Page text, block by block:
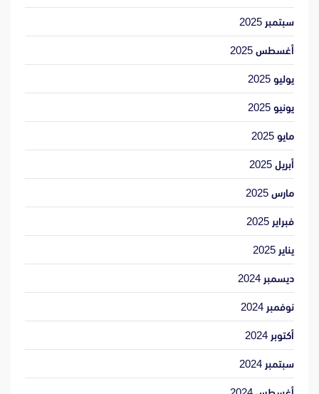
سبتمبر 2025
أغسطس 2025
يوليو 2025
يونيو 2025
مايو 2025
أبريل 2025
مارس 2025
فبراير 2025
يناير 2025
ديسمبر 2024
نوفمبر 2024
أكتوبر 2024
سبتمبر 2024